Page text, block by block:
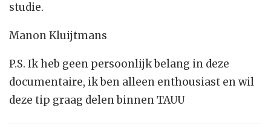
studie.
Manon Kluijtmans
P.S. Ik heb geen persoonlijk belang in deze
documentaire, ik ben alleen enthousiast en wil
deze tip graag delen binnen TAUU